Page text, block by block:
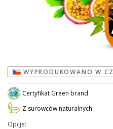
WYPRODUKOWANO W CZ
Certyfikat Green brand
Z surowców naturalnych
Opcje: